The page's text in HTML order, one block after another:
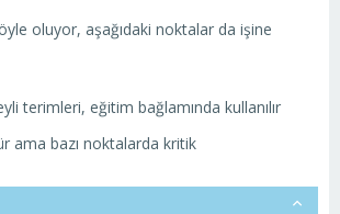
oluyor, aşağıdaki noktalar da işine
terimleri, eğitim bağlamında kullanılır
ama bazı noktalarda kritik